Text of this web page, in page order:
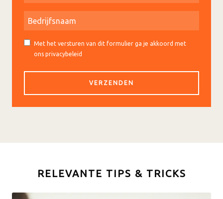
Met het versturen van dit formulier ga je akkoord met
ons privacybeleid
RELEVANTE TIPS & TRICKS